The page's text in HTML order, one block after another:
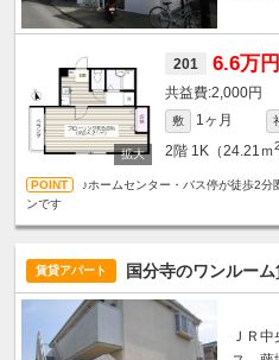
201 6.6万円
2,000円
敷 1ヶ月
2階 1K（24.21ｍ2
♪ホームセンター・バス停が徒歩2分
ンです
賃貸アパート 国分寺のワンルー
ＪＲ中